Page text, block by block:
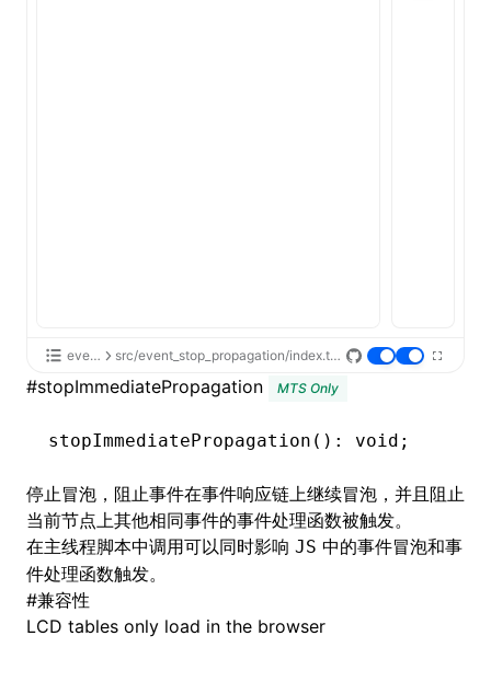
event src/event_stop_propagation/index.tsx
#stopImmediatePropagation MTS Only
stopImmediatePropagation (): void ;
停止冒泡，阻止事件在事件响应链上继续冒泡，并且阻止
当前节点上其他相同事件的事件处理函数被触发。
在主线程脚本中调用可以同时影响 JS 中的事件冒泡和事
件处理函数触发。
#兼容性
LCD tables only load in the browser